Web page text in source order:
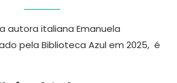
autora italiana Emanuela
pela Biblioteca Azul em 2025, é